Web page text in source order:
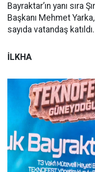
Bayraktar’ın yanı sıra
Başkanı Mehmet
sayıda vatandaş katıldı.
İLKHA